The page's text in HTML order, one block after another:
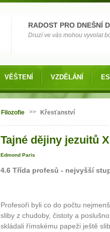
RADOST PRO DNEŠNÍ
Druzí ve vás mohou vyvolat
VĚŠTENÍ VZDĚLÁNÍ
Jste zde
Filozofie >> Křesťanství
Tajné dějiny jezuitů
Edmond Paris
4.6 Třída profesů - nejvyšší
Profesoři byli co do počtu
sliby z chudoby, čistoty a
skládali římskému papeži ještě